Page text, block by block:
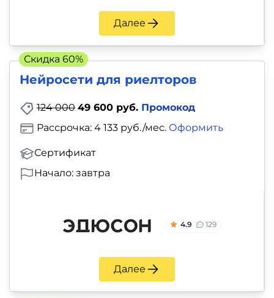
Далее
Нейросети для риелторов
124 000 49 600 руб. Промокод
Сертификат
Рассрочка: 4 133 руб./мес. Оформить
Начало: завтра
4.9 129
Далее
Скидка 60%